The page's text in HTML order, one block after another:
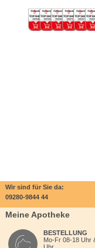
Wir sind für Sie da:
09280-9844 44
Meine Apotheke
BESTELLUNG
Mo-Fr 08-18 Uhr